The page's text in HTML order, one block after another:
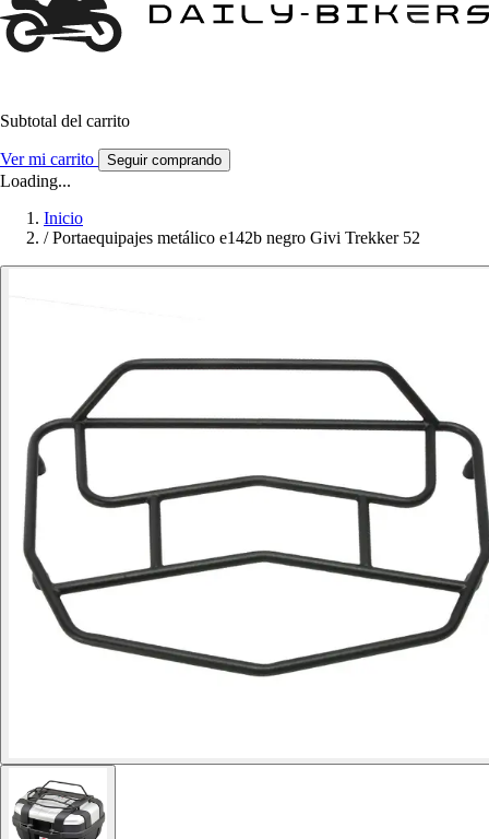
Subtotal del carrito
Ver mi carrito Seguir comprando
Loading...
Inicio
/ Portaequipajes metálico e142b negro Givi Trekker 52